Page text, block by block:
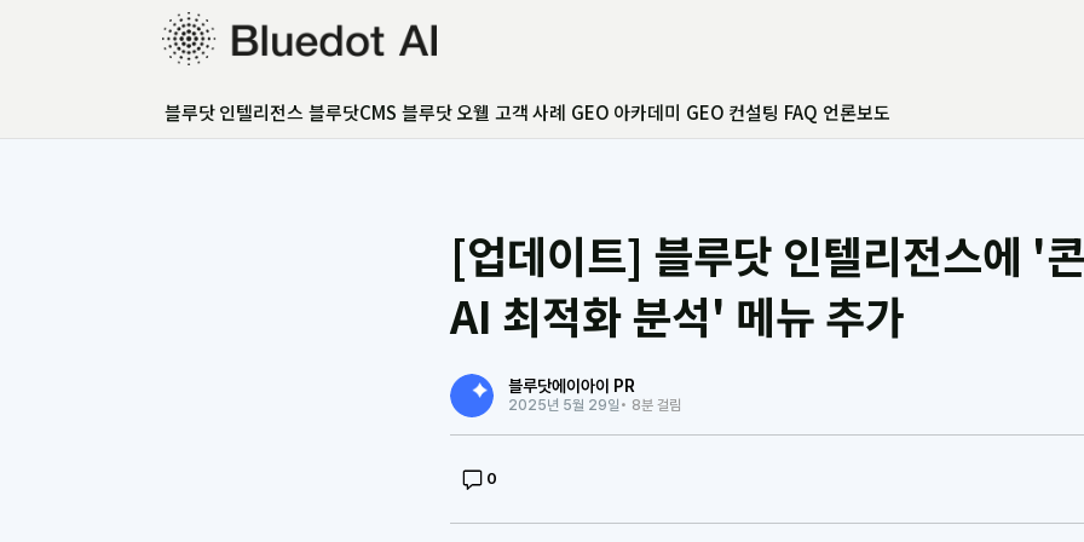
블루닷 인텔리전스
블루닷CMS
블루닷 인텔리전스 블루닷CMS 블루닷 오웰 고객 사례 GEO 아카데미 GEO 컨설팅 FAQ 언론보도
[업데이트] 블루닷 인텔리전스에 '
AI 최적화 분석' 메뉴 추가
블루닷에이아이 PR
2025년 5월 29일 • 8분 걸림
0